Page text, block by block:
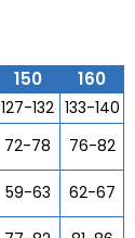
150 160
127-132 133-140
72-78
76-82
59-63
62-67